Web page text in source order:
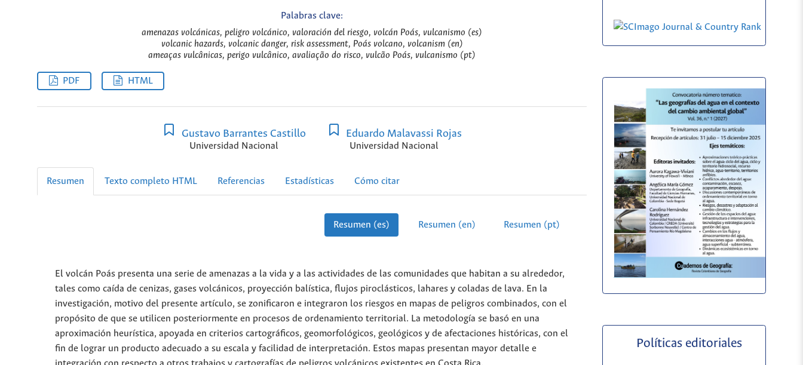
Palabras clave:
amenazas volcánicas, peligro volcánico, valoración del riesgo, volcán Poás, vulcanismo (es)
volcanic hazards, volcanic danger, risk assessment, Poás volcano, volcanism (en)
ameaças vulcânicas, perigo vulcânico, avaliação do risco, vulcão Poás, vulcanismo (pt)
PDF HTML
Gustavo Barrantes Castillo
Universidad Nacional
Eduardo Malavassi Rojas
Universidad Nacional
Resumen Texto completo HTML Referencias Estadísticas Cómo citar
Resumen (es) Resumen (en) Resumen (pt)
El volcán Poás presenta una serie de amenazas a la vida y a las actividades de las comunidades que habitan a su alrededor,
tales como caída de cenizas, gases volcánicos, proyección balística, flujos piroclásticos, lahares y coladas de lava. En la
investigación, motivo del presente artículo, se zonificaron e integraron los riesgos en mapas de peligros combinados, con el
propósito de que se utilicen posteriormente en procesos de ordenamiento territorial. La metodología se basó en una
aproximación heurística, apoyada en criterios cartográficos, geomorfológicos, geológicos y de afectaciones históricas, con el
fin de lograr un producto adecuado a su escala y facilidad de interpretación. Estos mapas presentan mayor detalle e
Políticas editoriales